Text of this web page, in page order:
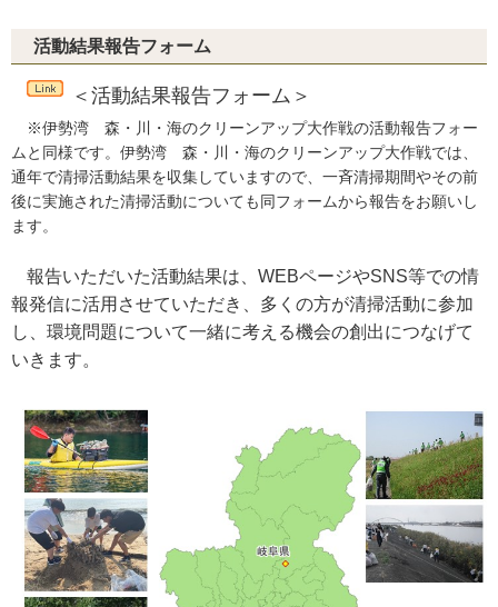
活動結果報告フォーム
＜活動結果報告フォーム＞
※伊勢湾 森・川・海のクリーンアップ大作戦の活動報告フォー
ムと同様です。伊勢湾 森・川・海のクリーンアップ大作戦では、
通年で清掃活動結果を収集していますので、一斉清掃期間やその前
後に実施された清掃活動についても同フォームから報告をお願いし
ます。
報告いただいた活動結果は、WEBページやSNS等での情
報発信に活用させていただき、多くの方が清掃活動に参加
し、環境問題について一緒に考える機会の創出につなげて
いきます。